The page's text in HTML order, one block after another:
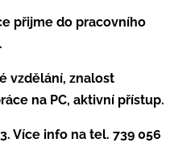
přijme do pracovního
vzdělání, znalost
na PC, aktivní přístup.
Více info na tel. 739 056